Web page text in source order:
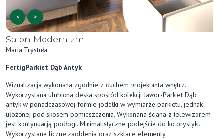
< >
Salon Modernizm
Maria Trystuła
FertigParkiet Dąb Antyk
Wizualizacja wykonana zgodnie z duchem projektanta wnętrz.
Wykorzystana ulubiona deska spośród kolekcji Jawor-Parkiet Dąb
antyk w ponadczasowej formie jodełki w wymiarze parkietu, jednak
ułożonej pod skosem pomieszczenia. Wykonana ściana z telewizorem
jest kontynuacją podłogi. Minimalistyczne podejście do kolorystyki.
Wykorzystane liczne zaoblenia oraz szklane elementy.